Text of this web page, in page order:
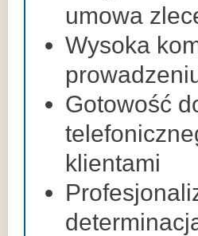
umowa
Wysoka
Gotowość
klientami